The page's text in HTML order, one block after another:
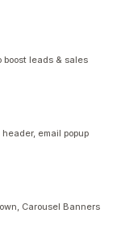
boost leads & sales
email popup
Carousel Banners